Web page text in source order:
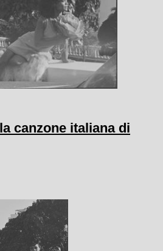
canzone italiana di